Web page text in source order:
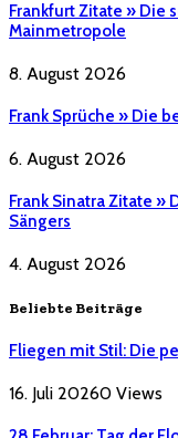
Frankfurt Zitate » Die
Mainmetropole
8. August 2026
Frank Sprüche » Die
6. August 2026
Frank Sinatra Zitate »
Sängers
4. August 2026
Beliebte Beiträge
Fliegen mit Stil: Die
16. Juli 20260 Views